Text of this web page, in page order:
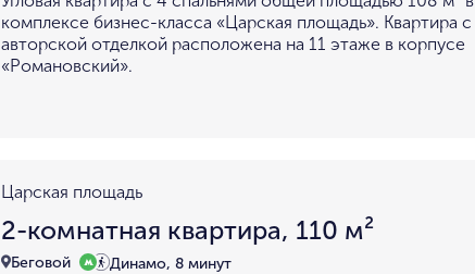
комплексе бизнес-класса «Царская площадь». Квартира с
авторской отделкой расположена на 11 этаже в корпусе
«Романовский».
Царская площадь
2-комнатная квартира, 110 м²
Беговой Динамо, 8 минут